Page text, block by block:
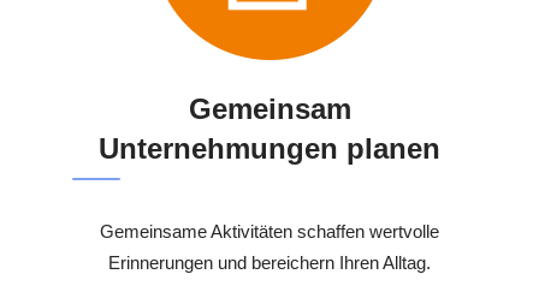
Gemeinsam
Unternehmungen planen
Gemeinsame Aktivitäten schaffen wertvolle
Erinnerungen und bereichern Ihren Alltag.